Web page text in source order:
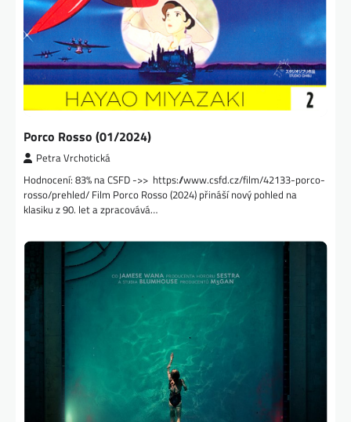
Porco Rosso (01/2024)
Petra Vrchotická
Hodnocení: 83% na CSFD ->> https://www.csfd.cz/film/42133-porco-
rosso/prehled/ Film Porco Rosso (2024) přináší nový pohled na
klasiku z 90. let a zpracovává…